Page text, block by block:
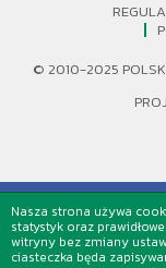
© 2010-2025
Nasza strona używa
statystyk oraz
witryny bez zmiany
ciasteczka będa